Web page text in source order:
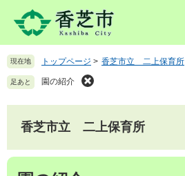
先
頭
す
を
飛
し
文
現在地 トップページ > 香芝市立 二上保育所
足あと 園の紹介
香芝市立 二上保育所
本